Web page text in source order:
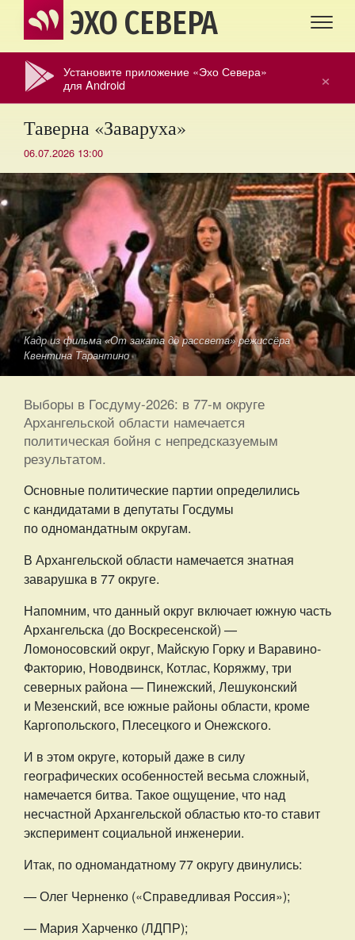
ЭХО СЕВЕРА
×
Установите приложение «Эхо Севера»
для Android
Таверна «Заваруха»
06.07.2026 13:00
Кадр из фильма «От заката до рассвета» режиссёра
Квентина Тарантино
Выборы в Госдуму-2026: в 77-м округе
Архангельской области намечается
политическая бойня с непредсказуемым
результатом.
Основные политические партии определились
с кандидатами в депутаты Госдумы
по одномандатным округам.
В Архангельской области намечается знатная
заварушка в 77 округе.
Напомним, что данный округ включает южную часть
Архангельска (до Воскресенской) —
Ломоносовский округ, Майскую Горку и Варавино-
Факторию, Новодвинск, Котлас, Коряжму, три
северных района — Пинежский, Лешуконский
и Мезенский, все южные районы области, кроме
Каргопольского, Плесецкого и Онежского.
И в этом округе, который даже в силу
географических особенностей весьма сложный,
намечается битва. Такое ощущение, что над
несчастной Архангельской областью кто-то ставит
эксперимент социальной инженерии.
Итак, по одномандатному 77 округу двинулись:
— Олег Черненко («Справедливая Россия»);
— Мария Харченко (ЛДПР);